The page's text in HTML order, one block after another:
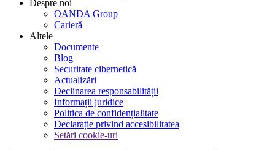
Despre noi
OANDA Group
Carieră
Altele
Documente
Blog
Securitate cibernetică
Actualizări
Declinarea responsabilității
Informații juridice
Politica de confidențialitate
Declarație privind accesibilitatea
Setări cookie-uri